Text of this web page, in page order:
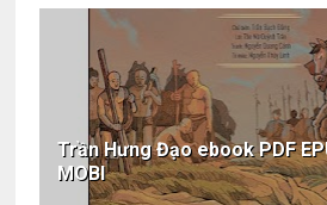
Trần Hưng Đạo ebook PDF
MOBI